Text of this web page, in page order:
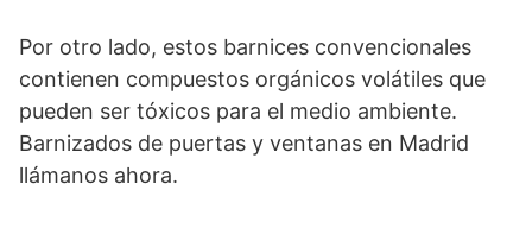
Por otro lado, estos barnices convencionales
contienen compuestos orgánicos volátiles que
pueden ser tóxicos para el medio ambiente.
Barnizados de puertas y ventanas en Madrid
llámanos ahora.